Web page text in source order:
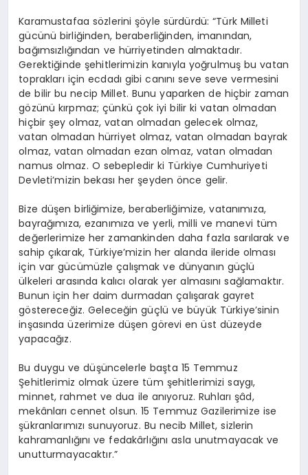
Karamustafaa sözlerini şöyle sürdürdü: “Türk Milleti
gücünü birliğinden, beraberliğinden, imanından,
bağımsızlığından ve hürriyetinden almaktadır.
Gerektiğinde şehitlerimizin kanıyla yoğrulmuş bu vatan
toprakları için ecdadı gibi canını seve seve vermesini
de bilir bu necip Millet. Bunu yaparken de hiçbir zaman
gözünü kırpmaz; çünkü çok iyi bilir ki vatan olmadan
hiçbir şey olmaz, vatan olmadan gelecek olmaz,
vatan olmadan hürriyet olmaz, vatan olmadan bayrak
olmaz, vatan olmadan ezan olmaz, vatan olmadan
namus olmaz. O sebepledir ki Türkiye Cumhuriyeti
Devleti’mizin bekası her şeyden önce gelir.
Bize düşen birliğimize, beraberliğimize, vatanımıza,
bayrağımıza, ezanımıza ve yerli, milli ve manevi tüm
değerlerimize her zamankinden daha fazla sarılarak ve
sahip çıkarak, Türkiye’mizin her alanda ileride olması
için var gücümüzle çalışmak ve dünyanın güçlü
ülkeleri arasında kalıcı olarak yer almasını sağlamaktır.
Bunun için her daim durmadan çalışarak gayret
göstereceğiz. Geleceğin güçlü ve büyük Türkiye’sinin
inşasında üzerimize düşen görevi en üst düzeyde
yapacağız.
Bu duygu ve düşüncelerle başta 15 Temmuz
Şehitlerimiz olmak üzere tüm şehitlerimizi saygı,
minnet, rahmet ve dua ile anıyoruz. Ruhları şâd,
mekânları cennet olsun. 15 Temmuz Gazilerimize ise
şükranlarımızı sunuyoruz. Bu necib Millet, sizlerin
kahramanlığını ve fedakârlığını asla unutmayacak ve
unutturmayacaktır.”